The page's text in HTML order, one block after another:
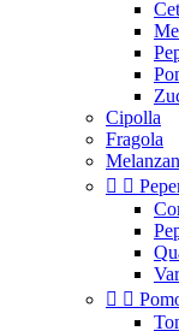
Cipolla
Fragola
 
 